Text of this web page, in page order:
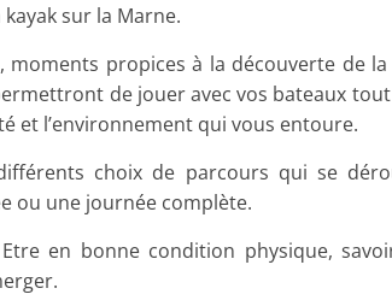
sur la Marne.
moments propices à la découverte de
de jouer avec vos bateaux
et l’environnement qui vous entoure.
choix de parcours qui se
ou une journée complète.
en bonne condition physique,